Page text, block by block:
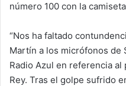
número 100 con la
“Nos ha faltado
Martín a los micrófonos de
Radio Azul en referencia
Rey. Tras el golpe sufrido